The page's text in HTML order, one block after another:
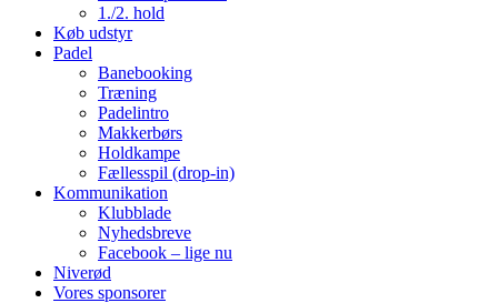
1./2. hold
Køb udstyr
Padel
Banebooking
Træning
Padelintro
Makkerbørs
Holdkampe
Fællesspil (drop-in)
Kommunikation
Klubblade
Nyhedsbreve
Facebook – lige nu
Niverød
Vores sponsorer